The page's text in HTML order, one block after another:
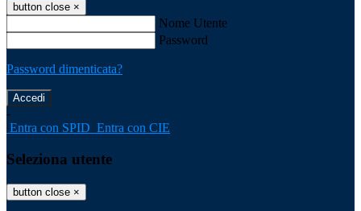
button close ×
Nome Utente
Password
Password dimenticata?
-
Entra con SPID Entra con CIE
Seleziona utente
button close ×